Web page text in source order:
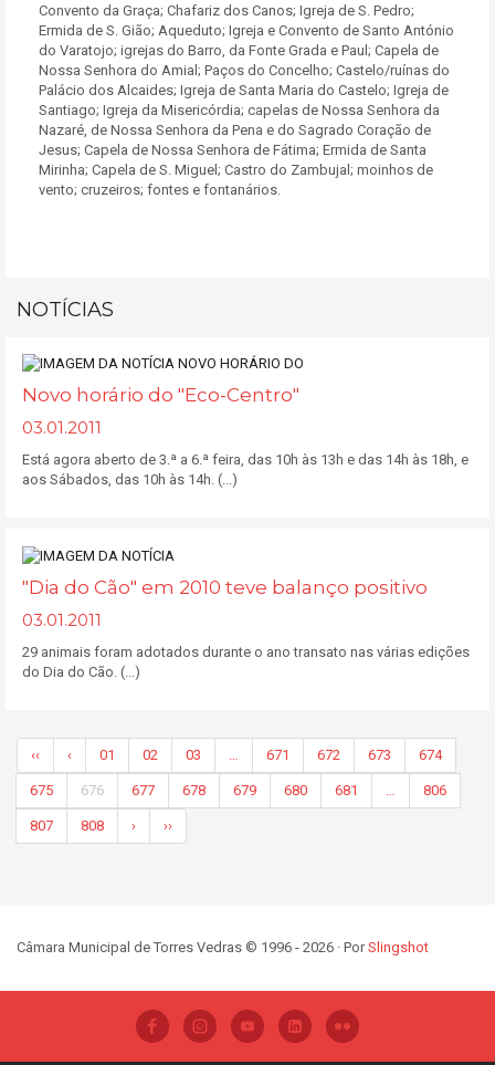
Convento da Graça; Chafariz dos Canos; Igreja de S. Pedro;
Ermida de S. Gião; Aqueduto; Igreja e Convento de Santo António
do Varatojo; igrejas do Barro, da Fonte Grada e Paul; Capela de
Nossa Senhora do Amial; Paços do Concelho; Castelo/ruínas do
Palácio dos Alcaides; Igreja de Santa Maria do Castelo; Igreja de
Santiago; Igreja da Misericórdia; capelas de Nossa Senhora da
Nazaré, de Nossa Senhora da Pena e do Sagrado Coração de
Jesus; Capela de Nossa Senhora de Fátima; Ermida de Santa
Mirinha; Capela de S. Miguel; Castro do Zambujal; moinhos de
vento; cruzeiros; fontes e fontanários.
NOTÍCIAS
Novo horário do "Eco-Centro"
03.01.2011
Está agora aberto de 3.ª a 6.ª feira, das 10h às 13h e das 14h às 18h, e
aos Sábados, das 10h às 14h. (...)
"Dia do Cão" em 2010 teve balanço positivo
03.01.2011
29 animais foram adotados durante o ano transato nas várias edições
do Dia do Cão. (...)
‹‹ ‹ 01 02 03 671 672 673 674
675 676 677 678 679 680 681 806
807 808 › ››
Câmara Municipal de Torres Vedras © 1996 - 2026 · PorSlingshot